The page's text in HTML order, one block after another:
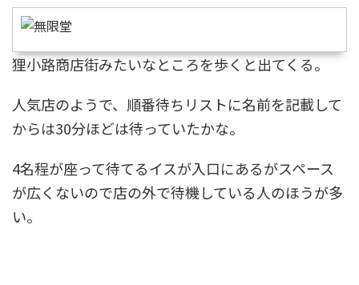
狸小路商店街みたいなところを歩くと出てくる。
人気店のようで、順番待ちリストに名前を記載して
からは30分ほどは待っていたかな。
4名程が座って待てるイスが入口にあるがスペース
が広くないので店の外で待機している人のほうが多
い。